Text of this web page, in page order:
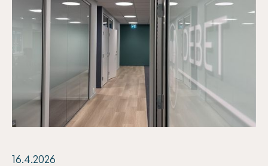
16.4.2026